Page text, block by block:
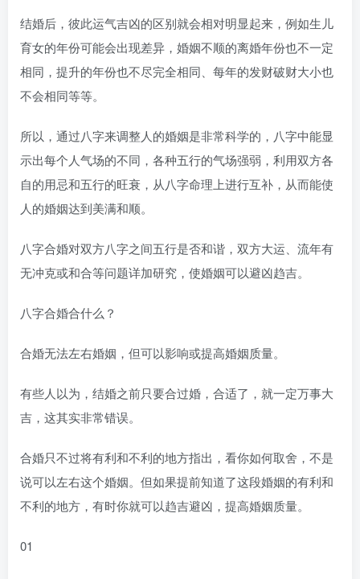
结婚后，彼此运气吉凶的区别就会相对明显起来，例如生儿
育女的年份可能会出现差异，婚姻不顺的离婚年份也不一定
相同，提升的年份也不尽完全相同、每年的发财破财大小也
不会相同等等。
所以，通过八字来调整人的婚姻是非常科学的，八字中能显
示出每个人气场的不同，各种五行的气场强弱，利用双方各
自的用忌和五行的旺衰，从八字命理上进行互补，从而能使
人的婚姻达到美满和顺。
八字合婚对双方八字之间五行是否和谐，双方大运、流年有
无冲克或和合等问题详加研究，使婚姻可以避凶趋吉。
八字合婚合什么？
合婚无法左右婚姻，但可以影响或提高婚姻质量。
有些人以为，结婚之前只要合过婚，合适了，就一定万事大
吉，这其实非常错误。
合婚只不过将有利和不利的地方指出，看你如何取舍，不是
说可以左右这个婚姻。但如果提前知道了这段婚姻的有利和
不利的地方，有时你就可以趋吉避凶，提高婚姻质量。
01